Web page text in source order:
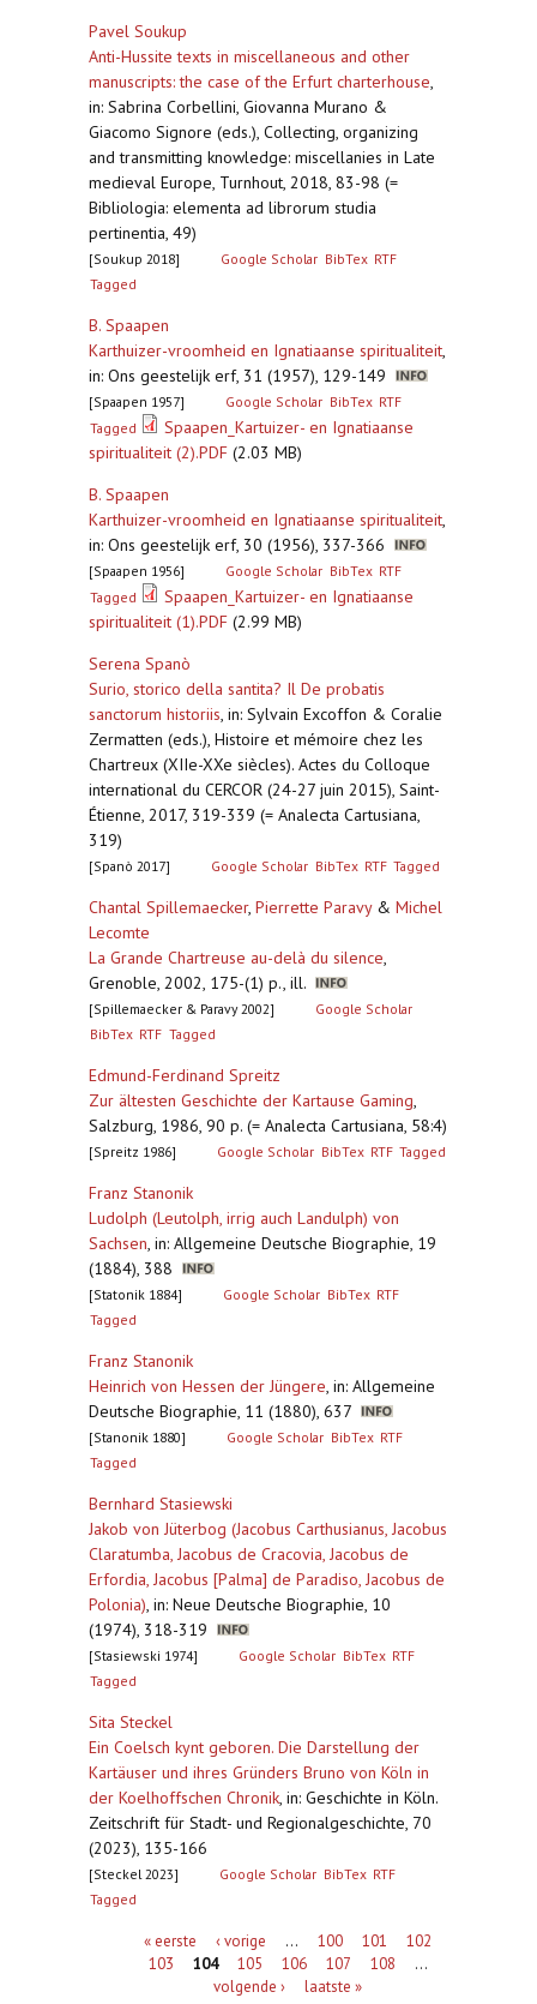
Pavel Soukup
Anti-Hussite texts in miscellaneous and other
manuscripts: the case of the Erfurt charterhouse,
in: Sabrina Corbellini, Giovanna Murano &
Giacomo Signore (eds.), Collecting, organizing
and transmitting knowledge: miscellanies in Late
medieval Europe, Turnhout, 2018, 83-98 (=
Bibliologia: elementa ad librorum studia
pertinentia, 49)
[Soukup 2018] Google Scholar BibTex RTF
Tagged
B. Spaapen
Karthuizer-vroomheid en Ignatiaanse spiritualiteit,
in: Ons geestelijk erf, 31 (1957), 129-149
[Spaapen 1957] Google Scholar BibTex RTF
Tagged
Spaapen_Kartuizer- en Ignatiaanse
spiritualiteit (2).PDF (2.03 MB)
B. Spaapen
Karthuizer-vroomheid en Ignatiaanse spiritualiteit,
in: Ons geestelijk erf, 30 (1956), 337-366
[Spaapen 1956] Google Scholar BibTex RTF
Tagged
Spaapen_Kartuizer- en Ignatiaanse
spiritualiteit (1).PDF (2.99 MB)
Serena Spanò
Surio, storico della santita? Il De probatis
sanctorum historiis, in: Sylvain Excoffon & Coralie
Zermatten (eds.), Histoire et mémoire chez les
Chartreux (XIIe-XXe siècles). Actes du Colloque
international du CERCOR (24-27 juin 2015), Saint-
Étienne, 2017, 319-339 (= Analecta Cartusiana,
319)
[Spanò 2017] Google Scholar BibTex RTF Tagged
Chantal Spillemaecker, Pierrette Paravy& Michel
Lecomte
La Grande Chartreuse au-delà du silence,
Grenoble, 2002, 175-(1) p., ill.
[Spillemaecker & Paravy 2002]
Google Scholar
BibTex RTF Tagged
Edmund-Ferdinand Spreitz
Zur ältesten Geschichte der Kartause Gaming,
Salzburg, 1986, 90 p. (= Analecta Cartusiana, 58:4)
[Spreitz 1986] Google Scholar BibTex RTF Tagged
Franz Stanonik
Ludolph (Leutolph, irrig auch Landulph) von
Sachsen, in: Allgemeine Deutsche Biographie, 19
(1884), 388
[Statonik 1884] Google Scholar BibTex RTF
Tagged
Franz Stanonik
Heinrich von Hessen der Jüngere, in: Allgemeine
Deutsche Biographie, 11 (1880), 637
[Stanonik 1880] Google Scholar BibTex RTF
Tagged
Bernhard Stasiewski
Jakob von Jüterbog (Jacobus Carthusianus, Jacobus
Claratumba, Jacobus de Cracovia, Jacobus de
Erfordia, Jacobus [Palma] de Paradiso, Jacobus de
Polonia), in: Neue Deutsche Biographie, 10
(1974), 318-319
[Stasiewski 1974] Google Scholar BibTex RTF
Tagged
Sita Steckel
Ein Coelsch kynt geboren. Die Darstellung der
Kartäuser und ihres Gründers Bruno von Köln in
der Koelhoffschen Chronik, in: Geschichte in Köln.
Zeitschrift für Stadt- und Regionalgeschichte, 70
(2023), 135-166
[Steckel 2023] Google Scholar BibTex RTF
Tagged
Pagina's« eerste ‹ vorige … 100 101
102
103
104 105 106 107 108
…
volgende ›
laatste »